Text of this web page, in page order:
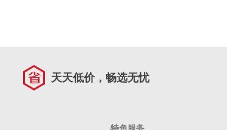
天天低价，畅选无忧